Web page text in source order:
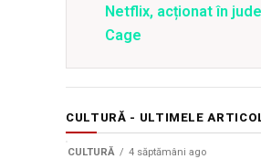
Netflix, acționat în
Cage
CULTURĂ - ULTIMELE
CULTURĂ 4 săptămâni ago